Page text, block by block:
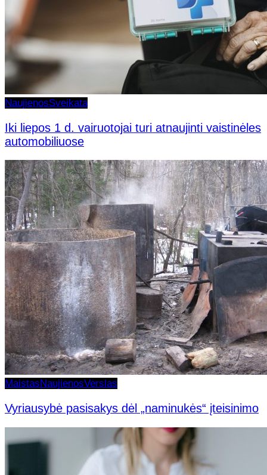
NaujienosSveikata
Iki liepos 1 d. vairuotojai turi atnaujinti vaistinėles
automobiliuose
MaistasNaujienosVerslas
Vyriausybė pasisakys dėl „naminukės“ įteisinimo